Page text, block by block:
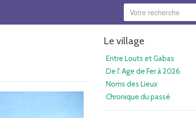
Le village
Entre Louts et Gabas
De l' Age de Fer à 2026
Noms des Lieux
Chronique du passé